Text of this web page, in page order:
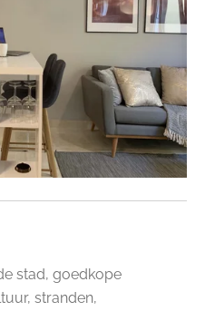
stad, goedkope
stranden,